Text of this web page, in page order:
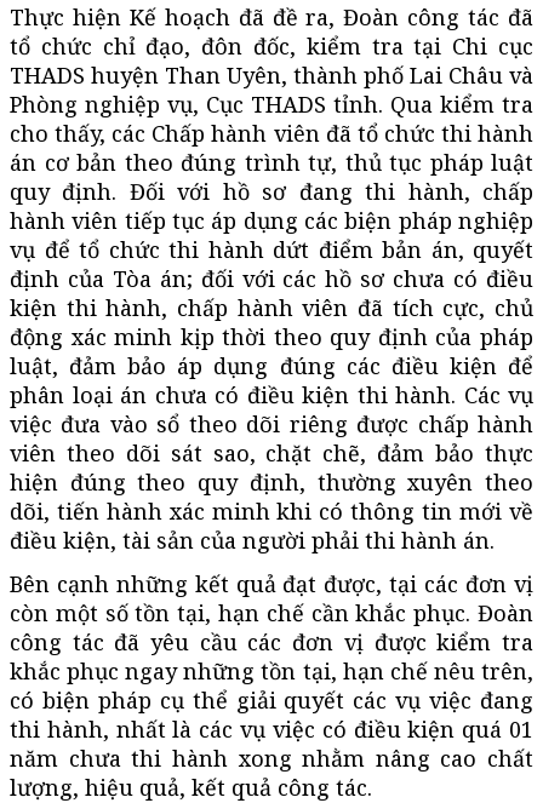
Thực hiện Kế hoạch đã đề ra, Đoàn công tác đã
tổ chức chỉ đạo, đôn đốc, kiểm tra tại Chi cục
THADS huyện Than Uyên, thành phố Lai Châu và
Phòng nghiệp vụ, Cục THADS tỉnh. Qua kiểm tra
cho thấy, các Chấp hành viên đã tổ chức thi hành
án cơ bản theo đúng trình tự, thủ tục pháp luật
quy định. Đối với hồ sơ đang thi hành, chấp
hành viên tiếp tục áp dụng các biện pháp nghiệp
vụ để tổ chức thi hành dứt điểm bản án, quyết
định của Tòa án; đối với các hồ sơ chưa có điều
kiện thi hành, chấp hành viên đã tích cực, chủ
động xác minh kịp thời theo quy định của pháp
luật, đảm bảo áp dụng đúng các điều kiện để
phân loại án chưa có điều kiện thi hành. Các vụ
việc đưa vào sổ theo dõi riêng được chấp hành
viên theo dõi sát sao, chặt chẽ, đảm bảo thực
hiện đúng theo quy định, thường xuyên theo
dõi, tiến hành xác minh khi có thông tin mới về
điều kiện, tài sản của người phải thi hành án.
Bên cạnh những kết quả đạt được, tại các đơn vị
còn một số tồn tại, hạn chế cần khắc phục. Đoàn
công tác đã yêu cầu các đơn vị được kiểm tra
khắc phục ngay những tồn tại, hạn chế nêu trên,
có biện pháp cụ thể giải quyết các vụ việc đang
thi hành, nhất là các vụ việc có điều kiện quá 01
năm chưa thi hành xong nhằm nâng cao chất
lượng, hiệu quả, kết quả công tác.